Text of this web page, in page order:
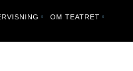
OM TEATRET